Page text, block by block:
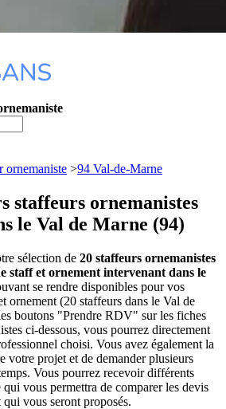
ornemaniste >94 Val-de-Marne
staffeurs ornemanistes
le Val de Marne (94)
sélection de 20 staffeurs ornemanistes
staff et ornement intervenant dans le
se rendre disponibles pour vos
ornement (20 staffeurs dans le Val de
boutons "Prendre RDV" sur les fiches
ci-dessous, vous pourrez directement
choisi. Vous avez également la
votre projet et de demander plusieurs
Vous pourrez recevoir différents
qui vous permettra de comparer les devis
vous seront proposés.